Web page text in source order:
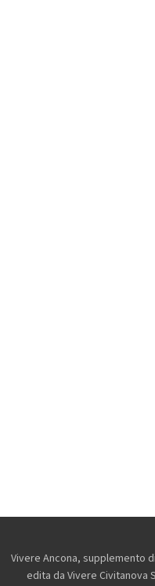
Vivere Ancona, supplemento
edita da Vivere Civitanova